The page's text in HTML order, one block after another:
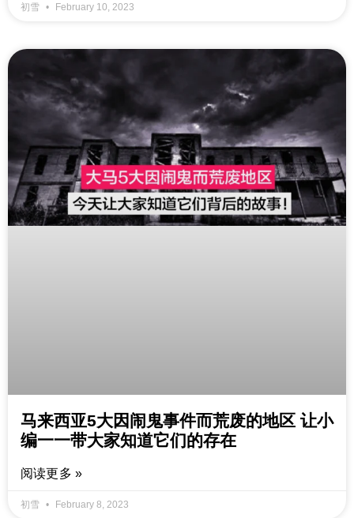
初雪 February 10, 2023
马来西亚5大因闹鬼事件而荒废的地区 让小
编一一带大家知道它们的存在
阅读更多 »
初雪 February 8, 2023